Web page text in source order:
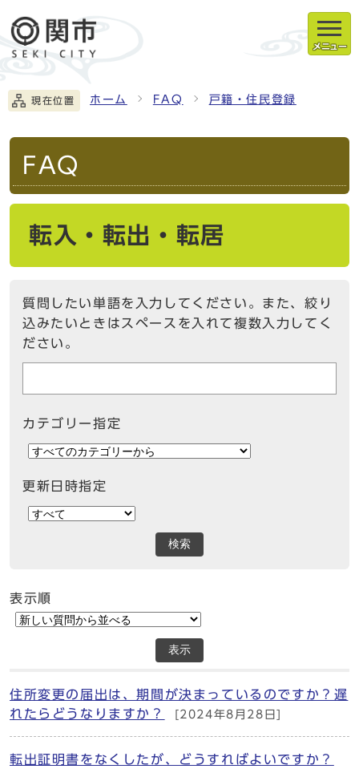
メニュー
現在位置 ホーム FAQ 戸籍・住民登録
FAQ
転入・転出・転居
質問したい単語を入力してください。また、絞り
込みたいときはスペースを入れて複数入力してく
ださい。
カテゴリー指定
更新日時指定
検索
表示順
表示
住所変更の届出は、期間が決まっているのですか？遅
れたらどうなりますか？
[2024年8月28日]
転出証明書をなくしたが、どうすればよいですか？